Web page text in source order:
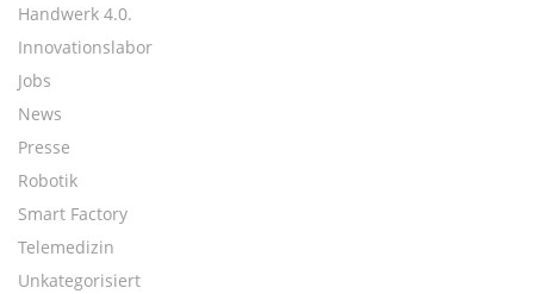
Handwerk 4.0.
Innovationslabor
Jobs
News
Presse
Robotik
Smart Factory
Telemedizin
Unkategorisiert